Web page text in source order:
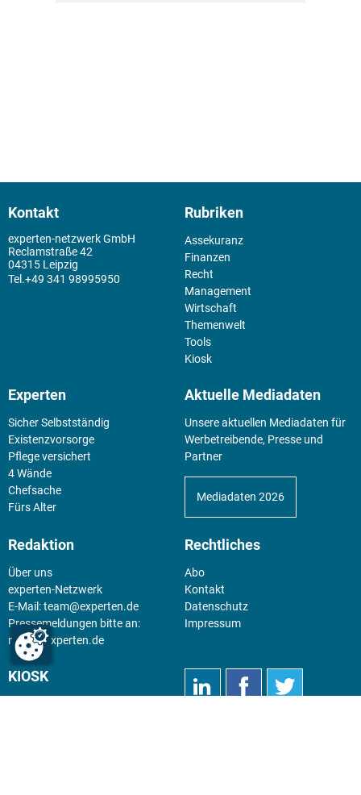
Kontakt
experten-netzwerk GmbH
Reclamstraße 42
04315 Leipzig
+49 341 98995950
Rubriken
Assekuranz
Finanzen
Recht
Management
Wirtschaft
Themenwelt
Tools
Kiosk
Experten
Sicher Selbstständig
Existenz­vorsorge
Pflege versichert
4 Wände
Chefsache
Fürs Alter
Aktuelle Mediadaten
Unsere aktuellen Mediadaten für
Werbetreibende, Presse und
Partner
Mediadaten 2026
Redaktion
Über uns
experten-Netzwerk
E-Mail:team@experten.de
Pressemeldungen bitte an:
news@experten.de
Rechtliches
Abo
Kontakt
Datenschutz
Impressum
KIOSK